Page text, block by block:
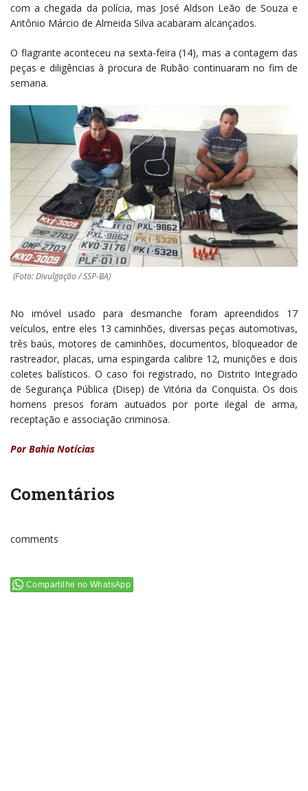
com a chegada da polícia, mas José Aldson Leão de Souza e
Antônio Márcio de Almeida Silva acabaram alcançados.
O flagrante aconteceu na sexta-feira (14), mas a contagem das
peças e diligências à procura de Rubão continuaram no fim de
semana.
(Foto: Divulgação / SSP-BA)
No imóvel usado para desmanche foram apreendidos 17
veículos, entre eles 13 caminhões, diversas peças automotivas,
três baús, motores de caminhões, documentos, bloqueador de
rastreador, placas, uma espingarda calibre 12, munições e dois
coletes balísticos. O caso foi registrado, no Distrito Integrado
de Segurança Pública (Disep) de Vitória da Conquista. Os dois
homens presos foram autuados por porte ilegal de arma,
receptação e associação criminosa.
Por Bahia Notícias
Comentários
comments
Compartilhe no WhatsApp